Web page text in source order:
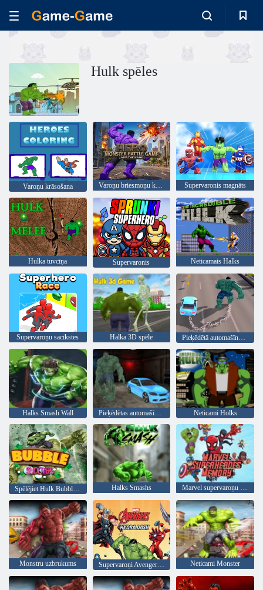
Hulk spēles
Varoņu krāsošana Varoņu briesmoņu kaujas spēle Supervaronis magnāts
Hulka tuvcīņa Supervaronis Neticamais Halks
Supervaroņu sacīkstes Halka 3D spēle Pieķēdētā automašīna pret Halku
Halks Smash Wall Pieķēdētas automašīnas pret Ramp hulk spēli Neticami Holks
Halks Smashs Marvel supervaroņu atmiņa
Monstru uzbrukums Supervaroņi Avengers Hydra Dash Neticami Monster